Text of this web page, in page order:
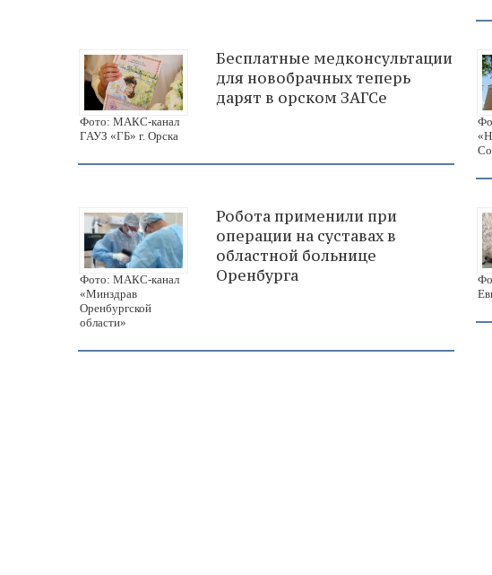
Фото: МАКС-канал
ГАУЗ «ГБ» г. Орска
Бесплатные медконсультации
для новобрачных теперь
дарят в орском ЗАГСе
Фото: МАКС-канал
«Минздрав
Оренбургской
области»
Робота применили при
операции на суставах в
областной больнице
Оренбурга